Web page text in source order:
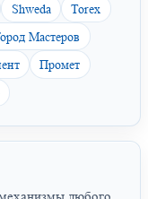
Shweda
Torex
Мастеров
Промет